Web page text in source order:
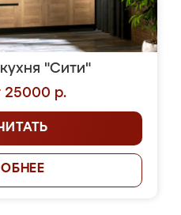
"Сити"
25000 р.